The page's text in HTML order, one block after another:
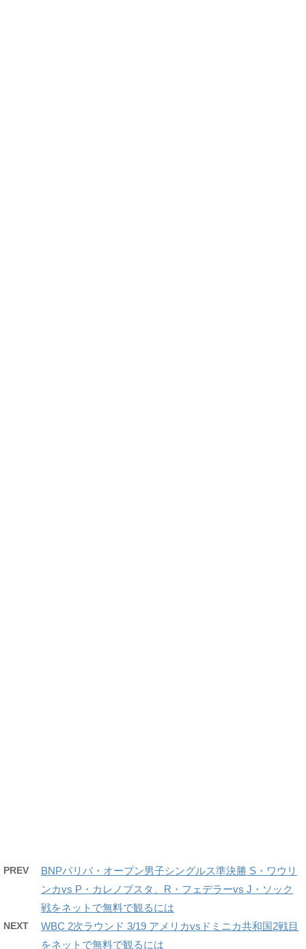
PREV
BNPパリバ・オープン男子シングルス準決勝 S・ワウリ
ンカvs P・カレノブスタ、R・フェデラーvs J・ソック
戦をネットで無料で観るには
NEXT
WBC 2次ラウンド 3/19 アメリカvsドミニカ共和国2戦目
をネットで無料で観るには